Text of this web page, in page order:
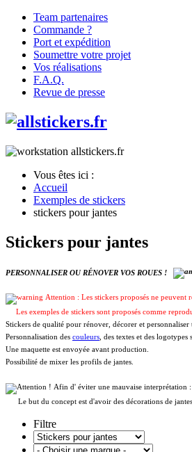
Team partenaires
Commande ?
Port et expédition
Soumettre votre projet
Vos réalisations
F.A.Q.
Revue de presse
Vous êtes ici :
Accueil
Exemples de stickers
stickers pour jantes
Stickers pour jantes
PERSONNALISER OU RÉNOVER VOS ROUES !
Attention : Les stickers proposés ne peuvent
Les exemples de stickers sont proposés comme
Stickers de qualité pour rénover, décorer et
Personnalisation des couleurs , des textes et des logotypes
Une maquette est envoyée avant production.
Possibilité de mixer les profils de jantes.
Afin d' éviter une mauvaise interprétation :
Le but du concept est d'avoir des décorations de
Filtre